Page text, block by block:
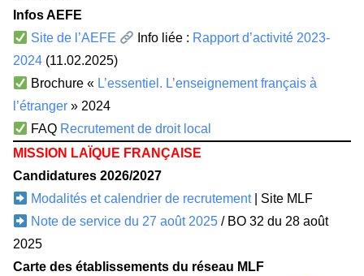
Infos AEFE
Site de l’AEFE
Info liée : Rapport d’activité 2023-
2024 (11.02.2025)
Brochure « L’essentiel. L’enseignement français à
l’étranger » 2024
FAQ Recrutement de droit local
MISSION LAÏQUE FRANÇAISE
Candidatures 2026/2027
Modalités et calendrier de recrutement
| Site MLF
Note de service du 27 août 2025 / BO 32 du 28 août
2025
Carte des établissements du réseau MLF